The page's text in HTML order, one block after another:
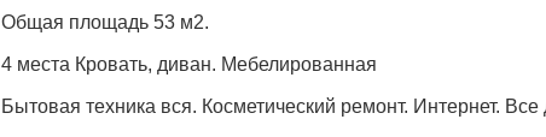
Общая площадь 53 м2.
4 места Кровать, диван. Мебелированная
Бытовая техника вся. Косметический ремонт. Интернет.